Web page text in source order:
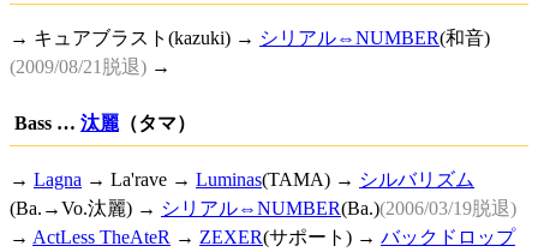
→ キュアブラスト(kazuki) → シリアル⇔NUMBER(和音)
(2009/08/21脱退) →
Bass … 汰麗 （タマ）
→ Lagna → La'rave → Luminas(TAMA) → シルバリズム
(Ba.→Vo.汰麗) → シリアル⇔NUMBER(Ba.)(2006/03/19脱退)
→ ActLess TheAteR → ZEXER(サポート) → バックドロップ